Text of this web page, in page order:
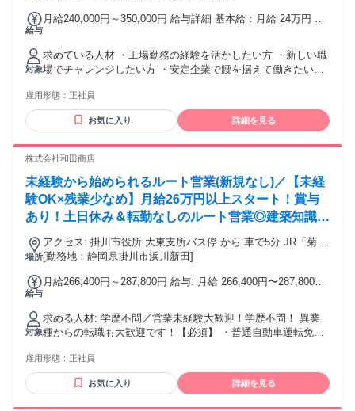
給与
月給240,000円～350,000円 給与詳細 基本給：月給 24万円 〜
れる通勤・皆勤・家族手当金額：あり 全員に一律で支払われ
るその他手当金額：なし ※経験・年齢を考慮し決定 ・昇給年
1回 ・賞与年2回 ・早番、遅番手当（1,000円／日）
対象
求めている人材 ・工場勤務の経験を活かしたい方 ・新しい職
場でチャレンジしたい方 ・安定企業で腰を据えて働きたい方
掛川のお茶づくりに関わりたい方 ＼未経験の方も安心してス
タートできます／ 現在活躍している社員も、 実は未経験入社
が多数。 前職も、 ・飲食店スタッフ ・販売、接客業 ・物
などさまざまです。 入社後は、 先輩社員が一緒に作業をしな
で、 「お茶工場は初めて」 という方も安心してください。
高卒以上 要普通運転免許(AT)
雇用形態： 正社員
お気に入り 詳細を見る
株式会社和田商店
未経験から始められるルート営業(新規なし)／【未経
験OK×残業少なめ】月給26万円以上スタート！賞与
あり！土日休み＆転勤なしのルート営業◎建築知識ゼ
ロから丁寧に教えます！
場所
アクセス: 掛川市役所 大東支所バス停 から 車で5分 JR「菊川
駅」より車で25分 JR「掛川駅」より車で26分 JR「愛野駅」
車で33分 広がる空と海のすぐ近く！青空のもとで気持ちよく
て働きたい方にぴったりです！ ★車通勤OK（無料駐車場あ
り）
[勤務地：静岡県掛川市浜川新田]
給与
月給266,400円～287,800円 給与: 月給 266,400円〜287,800円
付けください！ ※上記には食事手当（8,500円）を含みます。
お弁当を持参していても毎月一律で支給されます！
対象
求める人材: 学歴不問／営業未経験大歓迎！学歴不問！ 異業
種からの転職も大歓迎です！【必須】 ・普通自動車運転免許
の仕事をこのまま続けることに、漠然とした不安を感じてい
る方 ・人と話すことが好きで、コミュニケーションを大切に
できる方 ・建築や住宅業界に興味があり、知識を身につけて
雇用形態： 正社員
お気に入り 詳細を見る